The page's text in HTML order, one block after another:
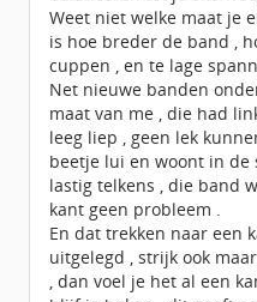
Weet niet welke maat je
is hoe breder de band ,
cuppen , en te lage
Net nieuwe banden
maat van me , die had
leeg liep , geen lek
beetje lui en woont in de
lastig telkens , die band
kant geen probleem .
En dat trekken naar een
uitgelegd , strijk ook
, dan voel je het al een